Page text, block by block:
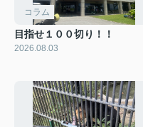
コラム
目指せ１００切り！！
2026.08.03